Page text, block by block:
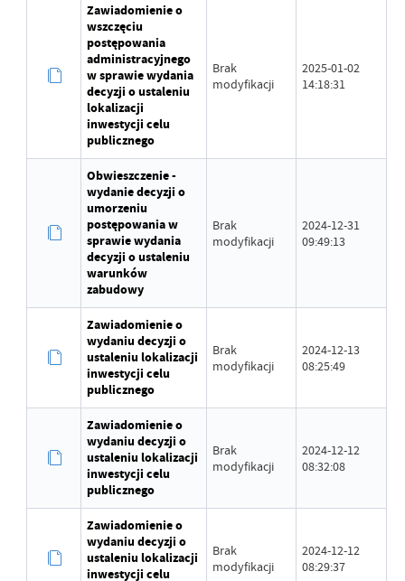
Zawiadomienie o
wszczęciu
postępowania
administracyjnego
w sprawie wydania
decyzji o ustaleniu
lokalizacji
inwestycji celu
publicznego
Brak
modyfikacji
2025-01-02
14:18:31
Obwieszczenie -
wydanie decyzji o
umorzeniu
postępowania w
sprawie wydania
decyzji o ustaleniu
warunków
zabudowy
Brak
modyfikacji
2024-12-31
09:49:13
Zawiadomienie o
wydaniu decyzji o
ustaleniu lokalizacji
inwestycji celu
publicznego
Brak
modyfikacji
2024-12-13
08:25:49
Zawiadomienie o
wydaniu decyzji o
ustaleniu lokalizacji
inwestycji celu
publicznego
Brak
modyfikacji
2024-12-12
08:32:08
Zawiadomienie o
wydaniu decyzji o
ustaleniu lokalizacji
inwestycji celu
Brak
modyfikacji
2024-12-12
08:29:37